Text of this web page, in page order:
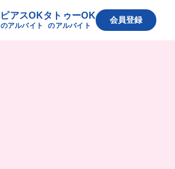
ピアスOK
のアルバイト
タトゥーOK
のアルバイト
会員登録